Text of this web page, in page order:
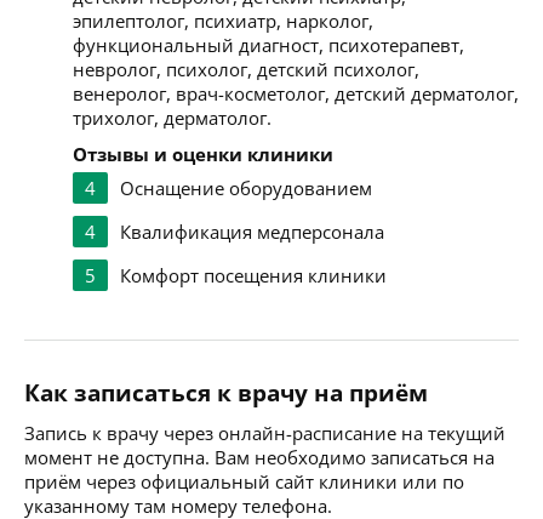
эпилептолог, психиатр, нарколог,
функциональный диагност, психотерапевт,
невролог, психолог, детский психолог,
венеролог, врач-косметолог, детский дерматолог,
трихолог, дерматолог.
Отзывы и оценки клиники
4
Оснащение оборудованием
4
Квалификация медперсонала
5
Комфорт посещения клиники
Как записаться к врачу на приём
Запись к врачу через онлайн-расписание на текущий
момент не доступна. Вам необходимо записаться на
приём через официальный сайт клиники или по
указанному там номеру телефона.